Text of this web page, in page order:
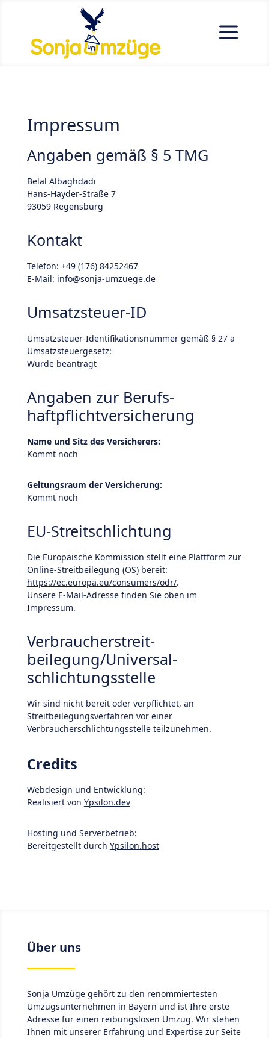
a
Impressum
Angaben gemäß § 5 TMG
Belal Albaghdadi
Hans-Hayder-Straße 7
93059 Regensburg
Kontakt
Telefon: +49 (176) 84252467
E-Mail: info@sonja-umzuege.de
Umsatzsteuer-ID
Umsatzsteuer-Identifikationsnummer gemäß § 27 a
Umsatzsteuergesetz:
Wurde beantragt
Angaben zur Berufs­
haftpflicht­versicherung
Name und Sitz des Versicherers:
Kommt noch
Geltungsraum der Versicherung:
Kommt noch
EU-Streitschlichtung
Die Europäische Kommission stellt eine Plattform zur
Online-Streitbeilegung (OS) bereit:
https://ec.europa.eu/consumers/odr/.
Unsere E-Mail-Adresse finden Sie oben im
Impressum.
Verbraucher­streit­
beilegung/Universal­
schlichtungs­stelle
Wir sind nicht bereit oder verpflichtet, an
Streitbeilegungsverfahren vor einer
Verbraucherschlichtungsstelle teilzunehmen.
Credits
Webdesign und Entwicklung:
Realisiert von Ypsilon.dev
Hosting und Serverbetrieb:
Bereitgestellt durch Ypsilon.host
Über uns
Sonja Umzüge gehört zu den renommiertesten
Umzugsunternehmen in Bayern und ist Ihre erste
Adresse für einen reibungslosen Umzug. Wir stehen
Ihnen mit unserer Erfahrung und Expertise zur Seite